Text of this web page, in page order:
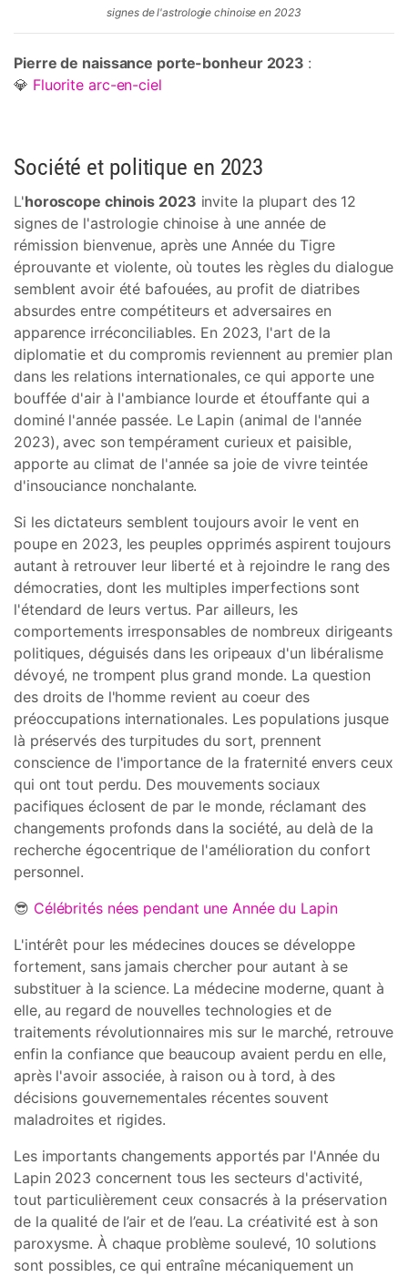
signes de l'astrologie chinoise en 2023
Pierre de naissance porte-bonheur 2023 :
💎 Fluorite arc-en-ciel
Société et politique en 2023
L'horoscope chinois 2023 invite la plupart des 12
signes de l'astrologie chinoise à une année de
rémission bienvenue, après une Année du Tigre
éprouvante et violente, où toutes les règles du dialogue
semblent avoir été bafouées, au profit de diatribes
absurdes entre compétiteurs et adversaires en
apparence irréconciliables. En 2023, l'art de la
diplomatie et du compromis reviennent au premier plan
dans les relations internationales, ce qui apporte une
bouffée d'air à l'ambiance lourde et étouffante qui a
dominé l'année passée. Le Lapin (animal de l'année
2023), avec son tempérament curieux et paisible,
apporte au climat de l'année sa joie de vivre teintée
d'insouciance nonchalante.
Si les dictateurs semblent toujours avoir le vent en
poupe en 2023, les peuples opprimés aspirent toujours
autant à retrouver leur liberté et à rejoindre le rang des
démocraties, dont les multiples imperfections sont
l'étendard de leurs vertus. Par ailleurs, les
comportements irresponsables de nombreux dirigeants
politiques, déguisés dans les oripeaux d'un libéralisme
dévoyé, ne trompent plus grand monde. La question
des droits de l'homme revient au coeur des
préoccupations internationales. Les populations jusque
là préservés des turpitudes du sort, prennent
conscience de l'importance de la fraternité envers ceux
qui ont tout perdu. Des mouvements sociaux
pacifiques éclosent de par le monde, réclamant des
changements profonds dans la société, au delà de la
recherche égocentrique de l'amélioration du confort
personnel.
😎 Célébrités nées pendant une Année du Lapin
L'intérêt pour les médecines douces se développe
fortement, sans jamais chercher pour autant à se
substituer à la science. La médecine moderne, quant à
elle, au regard de nouvelles technologies et de
traitements révolutionnaires mis sur le marché, retrouve
enfin la confiance que beaucoup avaient perdu en elle,
après l'avoir associée, à raison ou à tord, à des
décisions gouvernementales récentes souvent
maladroites et rigides.
Les importants changements apportés par l'Année du
Lapin 2023 concernent tous les secteurs d'activité,
tout particulièrement ceux consacrés à la préservation
de la qualité de l’air et de l’eau. La créativité est à son
paroxysme. À chaque problème soulevé, 10 solutions
sont possibles, ce qui entraîne mécaniquement un